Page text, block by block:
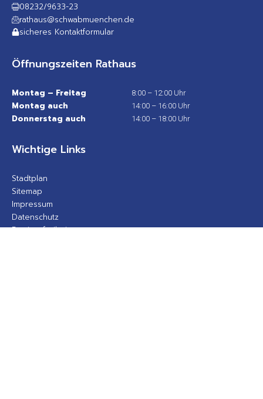
08232/9633-23
rathaus@schwabmuenchen.de
sicheres Kontaktformular
Öffnungszeiten Rathaus
Montag – Freitag 8:00 – 12:00 Uhr
Montag auch 14:00 – 16:00 Uhr
Donnerstag auch 14:00 – 18:00 Uhr
Wichtige Links
Stadtplan
Sitemap
Impressum
Datenschutz
Barrierefreiheit